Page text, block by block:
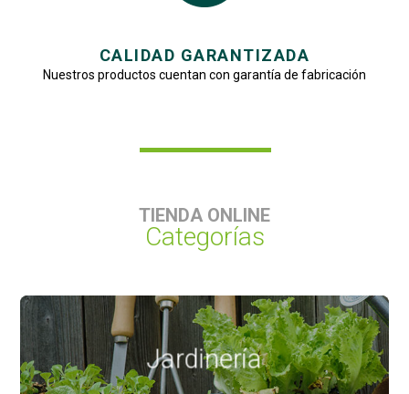
CALIDAD GARANTIZADA
Nuestros productos cuentan con garantía de fabricación
TIENDA ONLINE
Categorías
Jardinería